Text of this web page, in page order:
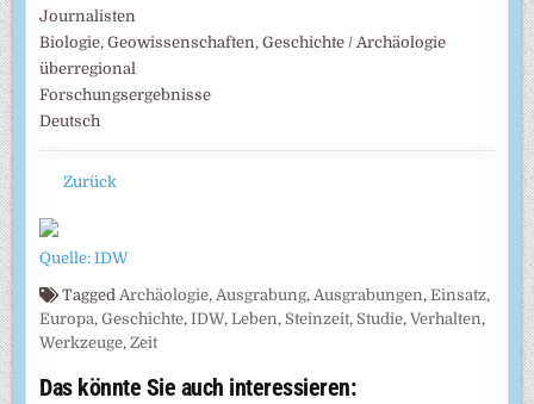
Journalisten
Biologie, Geowissenschaften, Geschichte / Archäologie
überregional
Forschungsergebnisse
Deutsch
Zurück
Quelle: IDW
TaggedArchäologie,Ausgrabung,Ausgrabungen,Einsatz,
Europa,Geschichte,IDW,Leben, Steinzeit, Studie,Verhalten,
Werkzeuge,Zeit
Das könnte Sie auch interessieren: